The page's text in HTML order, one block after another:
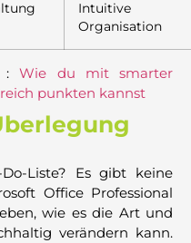
Intuitive
Organisation
:Wie du mit smarter
punkten kannst
Liste? Es gibt keine
Office Professional
wie es die Art und
verändern kann.